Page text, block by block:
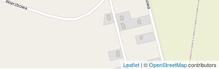
Leaflet | ©OpenStreetMapcontributors